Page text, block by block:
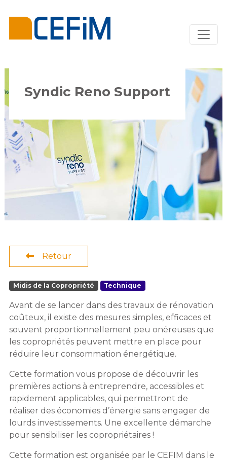
Syndic Reno Support
Retour
Midis de la Copropriété Technique
Avant de se lancer dans des travaux de rénovation
coûteux, il existe des mesures simples, efficaces et
souvent proportionnellement peu onéreuses que
les copropriétés peuvent mettre en place pour
réduire leur consommation énergétique.
Cette formation vous propose de découvrir les
premières actions à entreprendre, accessibles et
rapidement applicables, qui permettront de
réaliser des économies d’énergie sans engager de
lourds investissements. Une excellente démarche
pour sensibiliser les copropriétaires !
Cette formation est organisée par le CEFIM dans le